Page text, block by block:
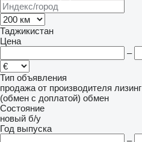
Таджикистан
Цена
–
Тип объявления
продажа от производителя лизинг
(обмен с доплатой) обмен
Состояние
новый б/у
Год выпуска